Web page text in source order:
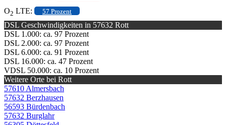
O2 LTE: 57 Prozent
DSL Geschwindigkeiten in 57632 Rott
DSL 1.000: ca. 97 Prozent
DSL 2.000: ca. 97 Prozent
DSL 6.000: ca. 91 Prozent
DSL 16.000: ca. 47 Prozent
VDSL 50.000: ca. 10 Prozent
Weitere Orte bei Rott
57610 Almersbach
57632 Berzhausen
56593 Bürdenbach
57632 Burglahr